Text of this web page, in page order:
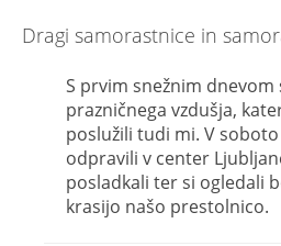
Dragi samorastnice in
S prvim snežnim dnevom
prazničnega vzdušja,
poslužili tudi mi. V
odpravili v center
posladkali ter si ogledali
krasijo našo prestolnico.